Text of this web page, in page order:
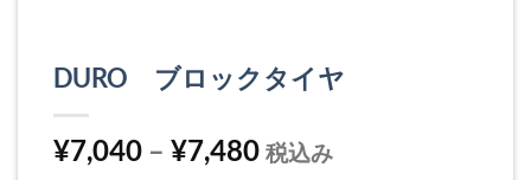
DURO ブロックタイヤ
¥7,040 – ¥7,480 税込み